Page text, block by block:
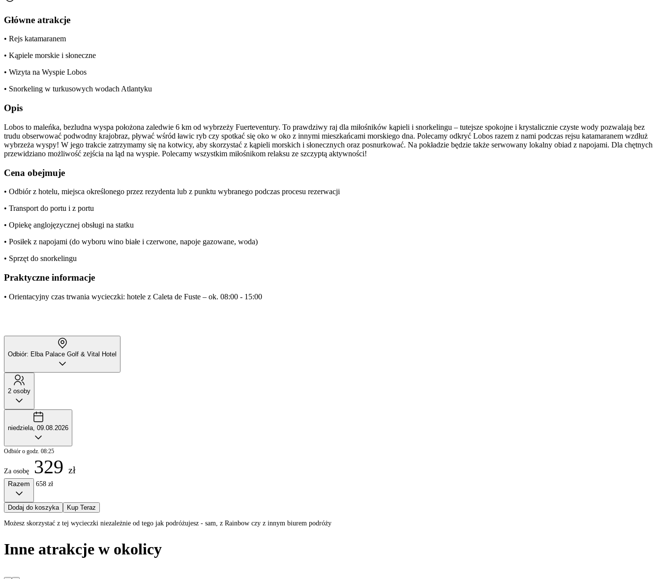
Główne atrakcje
• Rejs katamaranem
• Kąpiele morskie i słoneczne
• Wizyta na Wyspie Lobos
• Snorkeling w turkusowych wodach Atlantyku
Opis
Lobos to maleńka, bezludna wyspa położona zaledwie 6 km od wybrzeży Fuerteventury. To prawdziwy raj dla miłośników kąpieli i snorkelingu – tutejsze spokojne i krystalicznie czyste wody pozwalają bez
trudu obserwować podwodny krajobraz, pływać wśród ławic ryb czy spotkać się oko w oko z innymi mieszkańcami morskiego dna. Polecamy odkryć Lobos razem z nami podczas rejsu katamaranem wzdłuż
wybrzeża wyspy! W jego trakcie zatrzymamy się na kotwicy, aby skorzystać z kąpieli morskich i słonecznych oraz posnurkować. Na pokładzie będzie także serwowany lokalny obiad z napojami. Dla chętnych
przewidziano możliwość zejścia na ląd na wyspie. Polecamy wszystkim miłośnikom relaksu ze szczyptą aktywności!
Cena obejmuje
• Odbiór z hotelu, miejsca określonego przez rezydenta lub z punktu wybranego podczas procesu rezerwacji
• Transport do portu i z portu
• Opiekę anglojęzycznej obsługi na statku
• Posiłek z napojami (do wyboru wino białe i czerwone, napoje gazowane, woda)
• Sprzęt do snorkelingu
Praktyczne informacje
• Orientacyjny czas trwania wycieczki: hotele z Caleta de Fuste – ok. 08:00 - 15:00
Odbiór: Elba Palace Golf & Vital Hotel
2 osoby
niedziela, 09.08.2026
Odbiór o godz. 08:25
Za osobę 329 zł
Razem 658 zł
Dodaj do koszyka Kup Teraz
Możesz skorzystać z tej wycieczki niezależnie od tego jak podróżujesz - sam, z Rainbow czy z innym biurem podróży
Inne atrakcje w okolicy